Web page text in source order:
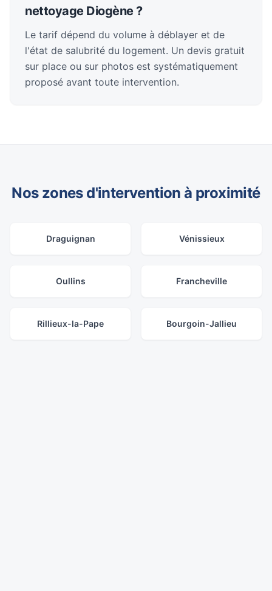
nettoyage Diogène ?
Le tarif dépend du volume à déblayer et de
l'état de salubrité du logement. Un devis gratuit
sur place ou sur photos est systématiquement
proposé avant toute intervention.
Nos zones d'intervention à proximité
Draguignan Vénissieux
Oullins Francheville
Rillieux-la-Pape Bourgoin-Jallieu